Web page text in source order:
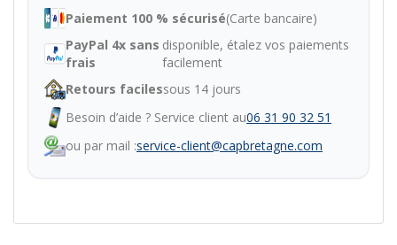
Paiement 100 % sécurisé(Carte bancaire)
PayPal 4x sans
frais
disponible, étalez vos paiements
facilement
Retours facilessous 14 jours
Besoin d’aide ? Service client au06 31 90 32 51
ou par mail :service-client@capbretagne.com